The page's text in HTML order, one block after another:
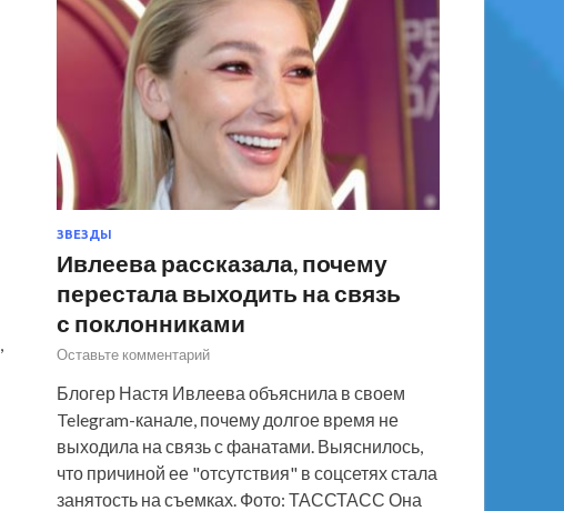
ЗВЕЗДЫ
Ивлеева рассказала, почему
перестала выходить на связь
с поклонниками
Оставьте комментарий
Блогер Настя Ивлеева объяснила в своем
Telegram-канале, почему долгое время не
выходила на связь с фанатами. Выяснилось,
что причиной ее "отсутствия" в соцсетях стала
занятость на съемках. Фото: ТАССТАСС Она